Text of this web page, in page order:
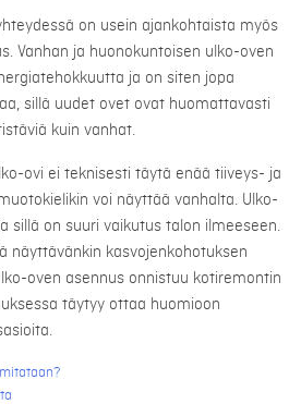
on usein ajankohtaista myös
Vanhan ja huonokuntoisen ulko-oven
ja on siten jopa
sillä uudet ovet ovat huomattavasti
kuin vanhat.
ovi ei teknisesti täytä enää tiiveys- ja
voi näyttää vanhalta. Ulko-
sillä on suuri vaikutus talon ilmeeseen.
näyttävänkin kasvojenkohotuksen
oven asennus onnistuu kotiremontin
täytyy ottaa huomioon